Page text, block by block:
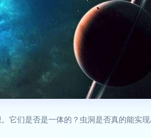
它们是否是一体的？虫洞是否真的能实